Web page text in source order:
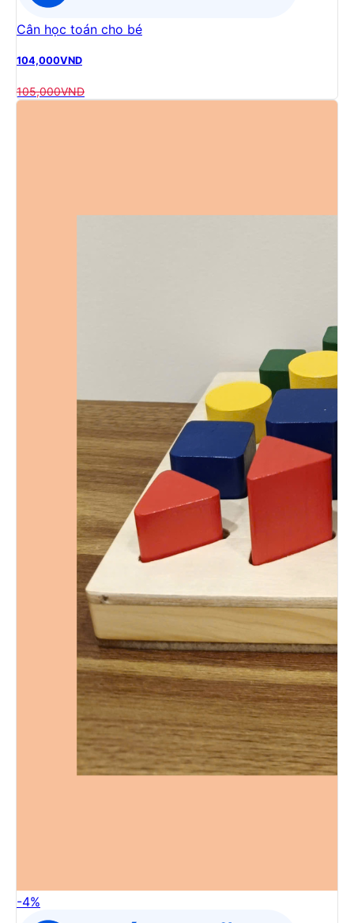
Cân học toán cho bé
104,000VND
105,000VND
-4%